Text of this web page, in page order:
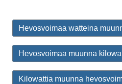
Hevosvoimaa watteina
Hevosvoimaa muunna
Kilowattia muunna